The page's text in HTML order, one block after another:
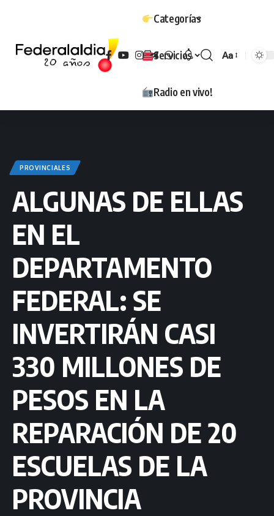
Categorías
Servicios
Radio en vivo!
Tamaño
Aa
PROVINCIALES
ALGUNAS DE ELLAS
EN EL
DEPARTAMENTO
FEDERAL: SE
INVERTIRÁN CASI
330 MILLONES DE
PESOS EN LA
REPARACIÓN DE 20
ESCUELAS DE LA
PROVINCIA